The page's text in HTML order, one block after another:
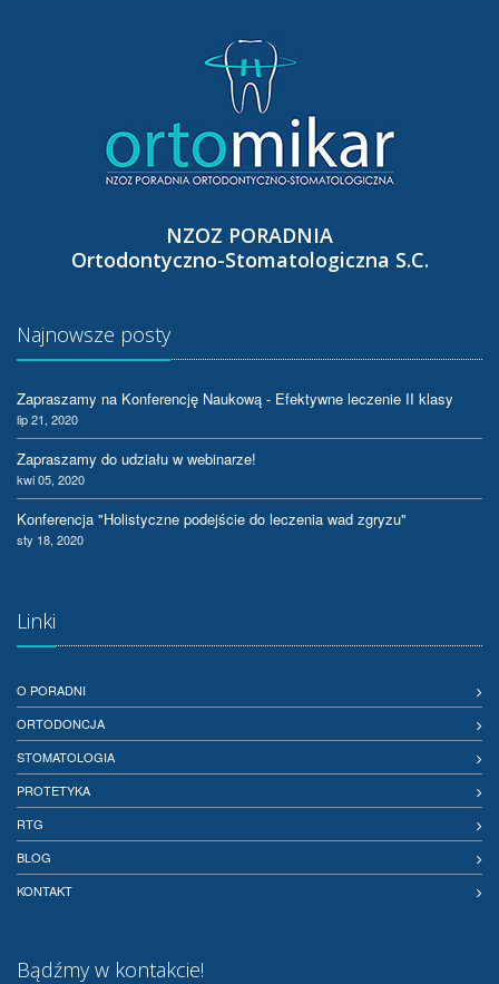
NZOZ PORADNIA
Ortodontyczno-Stomatologiczna S.C.
Najnowsze posty
Zapraszamy na Konferencję Naukową - Efektywne leczenie II klasy
lip 21, 2020
Zapraszamy do udziału w webinarze!
kwi 05, 2020
Konferencja "Holistyczne podejście do leczenia wad zgryzu"
sty 18, 2020
Linki
O PORADNI
ORTODONCJA
STOMATOLOGIA
PROTETYKA
RTG
BLOG
KONTAKT
Bądźmy w kontakcie!